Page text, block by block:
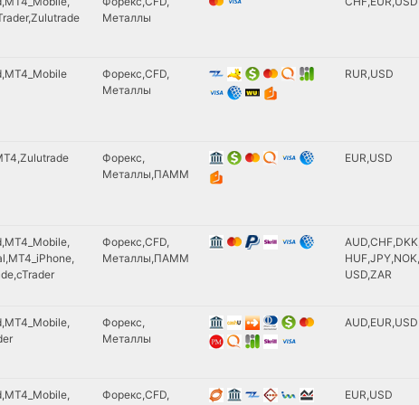
Skrill
Unikassa
UnionPay
Webmoney
WellPay
eNETS(bySKrill)
ePayPayment
Ethereum
Ripple
Saxo Bank
Zulutrade
Металлы
MT4_Mobile Форекс CFD
Металлы
RUR USD
Zulutrade
Форекс
Металлы ПАММ
EUR USD
MT4_Mobile
MT4_iPhone
cTrader
Форекс CFD
Металлы ПАММ
AUD CHF DKK
HUF JPY NOK
USD ZAR
MT4_Mobile
Форекс
Металлы
AUD EUR USD
MT4_Mobile
Форекс CFD
EUR USD